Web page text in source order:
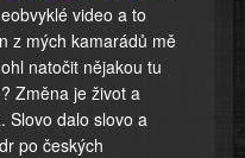
video a to
z mých kamarádů mě
natočit nějakou tu
Změna je život a
Slovo dalo slovo a
po českých